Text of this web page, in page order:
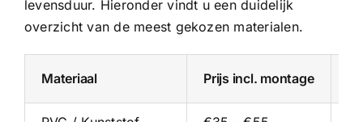
levensduur. Hieronder vindt u een duidelijk
overzicht van de meest gekozen materialen.
Materiaal Prijs incl. montage